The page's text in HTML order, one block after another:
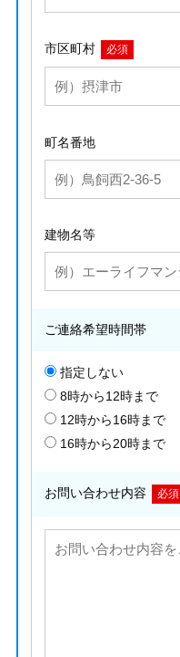
市区町村 必須
町名番地
建物名等
ご連絡希望時間帯
指定しない
8時から12時まで
12時から16時まで
16時から20時まで
お問い合わせ内容 必須